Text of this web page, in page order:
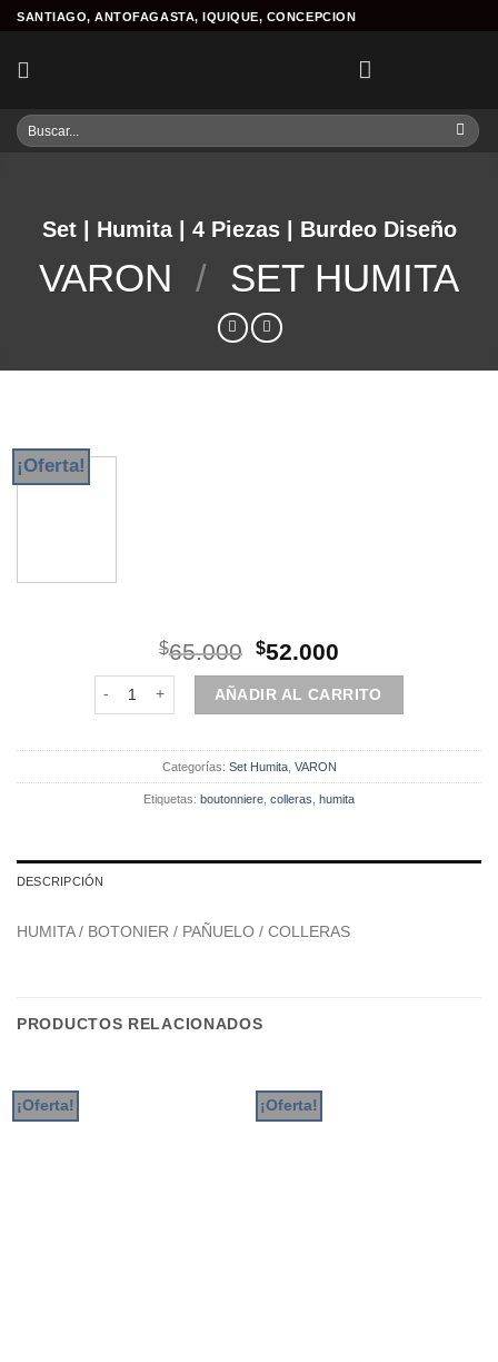
Skip
content
SANTIAGO, ANTOFAGASTA, IQUIQUE, CONCEPCION
Buscar
por:
Set | Humita | 4 Piezas | Burdeo Diseño
VARON / SET HUMITA
¡Oferta!
$65.000 El
precio
original
era:
$65.000.
$52.000
precio
actual
es:
$52.000.
Set | Humita | 4 Piezas | Burdeo Diseño cantidad
AÑADIR AL CARRITO
Categorías: Set Humita, VARON
Etiquetas: boutonniere colleras humita
DESCRIPCIÓN
HUMITA / BOTONIER / PAÑUELO / COLLERAS
PRODUCTOS RELACIONADOS
¡Oferta! ¡Oferta!